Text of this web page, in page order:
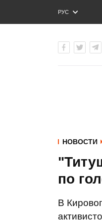
РУС
ENG
НОВОСТИ
по
В